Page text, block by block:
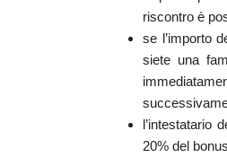
riscontro è
se l’importo
siete una
l’intestatario
20% del